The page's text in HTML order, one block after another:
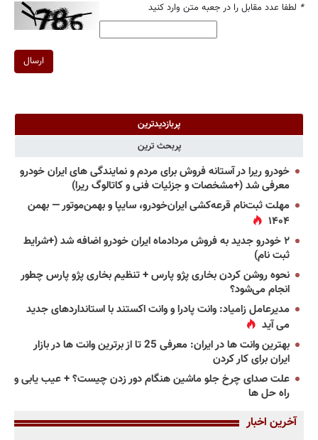
* لطفا عدد مقابل را در جعبه متن وارد کنید
ارسال
پربازدیدترین
پربحث ترین
خودرو ریرا در آستانه فروش برای مردم و نمایندگی های ایران خودرو
معرفی شد (+مشخصات و جزئیات فنی و کاتالوگ ریرا)
مهلت ثبت‌نام قرعه‌کشی ایران‌خودرو، سایپا و بهمن‌موتور — بهمن
۱۴۰۴
۲ خودرو جدید به فروش مردادماه ایران خودرو اضافه شد (+شرایط
ثبت نام)
نحوه روشن کردن بخاری پژو پارس + تنظیم بخاری پژو پارس چطور
انجام می‌شود؟
مدیرعامل زامیاد: وانت پادرا و وانت اکستند با استانداردهای جدید
می آید
بهترین وانت ها در ایران: معرفی 25 تا از برترین وانت ها در بازار
ایران برای کار کردن
علت صدای چرخ جلو ماشین هنگام دور زدن چیست؟ + عیب یابی و
راه حل ها
آخرین اخبار